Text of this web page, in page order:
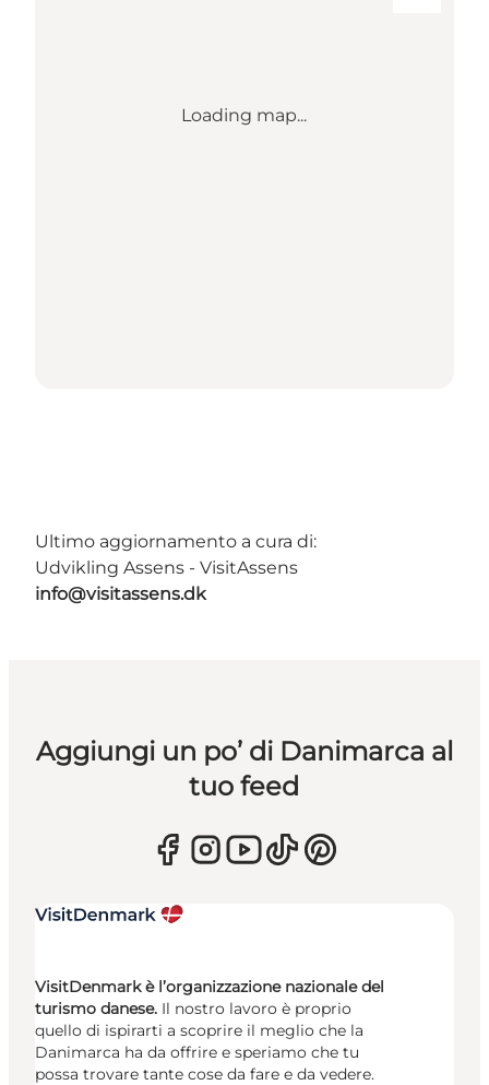
Loading map...
Ultimo aggiornamento a cura di:
Udvikling Assens - VisitAssens
info@visitassens.dk
Aggiungi un po’ di Danimarca al
tuo feed
VisitDenmark è l’organizzazione nazionale del
turismo danese. Il nostro lavoro è proprio
quello di ispirarti a scoprire il meglio che la
Danimarca ha da offrire e speriamo che tu
possa trovare tante cose da fare e da vedere.